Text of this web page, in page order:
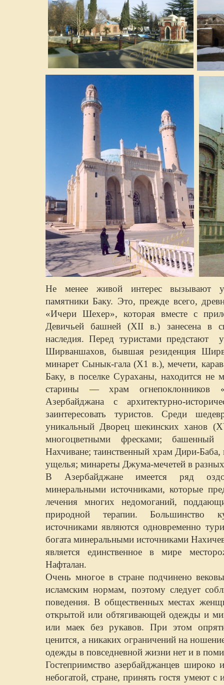
Не менее живой интерес вызывают у
памятники Баку. Это, прежде всего,
«Ичери Шехер», которая вместе с
Девичьей башней (XII в.) занесена в
наследия. Перед туристами предстают
Ширваншахов, бывшая резиденция
минарет Сынык-гала (Х1 в.), мечети,
Баку, в поселке Сураханы, находится не
старины — храм огнепоклонников
Азербайджана с архитектурно-
заинтересовать туристов. Среди
уникальный Дворец шекинских ханов
многоцветными фресками;
Нахчиване; таинственный храм Дири-
ущелья; минареты Джума-мечетей в
В Азербайджане имеется ряд
минеральными источниками, которые
лечения многих недомоганий,
природной терапии. Большинство
источниками являются одновременно
богата минеральными источниками
является единственное в мире
Нафталан.
Очень многое в стране подчинено
исламским нормам, поэтому следует
поведения. В общественных местах
открытой или обтягивающей одежды и
или маек без рукавов. При этом
ценится, а никаких ограничений на
одежды в повседневной жизни нет и в
Гостеприимство азербайджанцев
небогатой, стране, принять гостя умеют